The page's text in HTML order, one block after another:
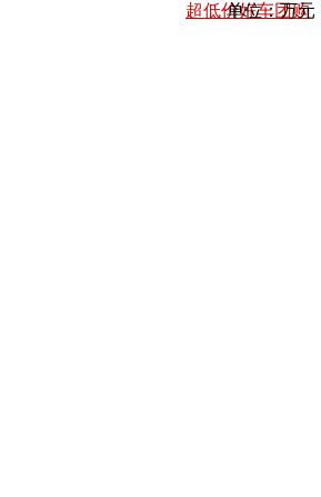
超低价好车团购
单位：万元